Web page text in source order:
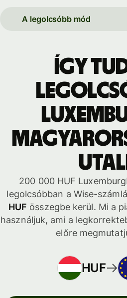
A legolcsóbb mód
Így
200 000 HUF
legolcsóbban a Wise-
HUF összegbe kerül. Mi a
használjuk, ami a
előre
HUF